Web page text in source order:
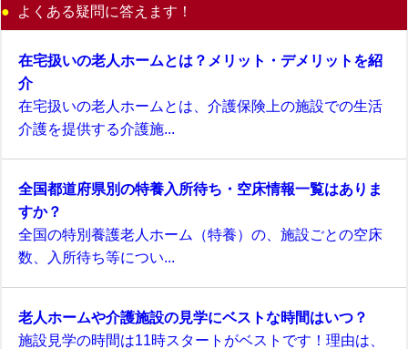
よくある疑問に答えます！
在宅扱いの老人ホームとは？メリット・デメリットを紹
介
在宅扱いの老人ホームとは、介護保険上の施設での生活
介護を提供する介護施...
全国都道府県別の特養入所待ち・空床情報一覧はありま
すか？
全国の特別養護老人ホーム（特養）の、施設ごとの空床
数、入所待ち等につい...
老人ホームや介護施設の見学にベストな時間はいつ？
施設見学の時間は11時スタートがベストです！理由は、